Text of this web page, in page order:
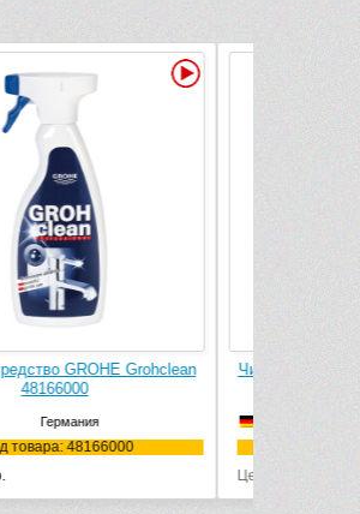
средство GROHE Grohclean
48166000
Германия
Код товара: 48166000